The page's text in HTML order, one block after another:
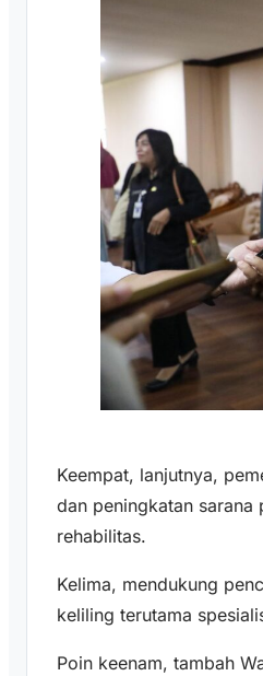
Keempat, lanjutnya,
dan peningkatan sarana
rehabilitas.
Kelima, mendukung
keliling terutama
Poin keenam, tambah